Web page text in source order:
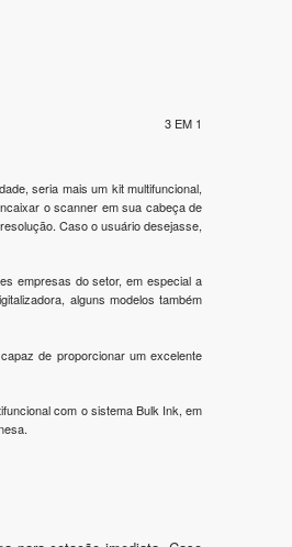
3 EM 1
seria mais um kit multifuncional,
o scanner em sua cabeça de
Caso o usuário desejasse,
empresas do setor, em especial a
alguns modelos também
de proporcionar um excelente
com o sistema Bulk Ink, em